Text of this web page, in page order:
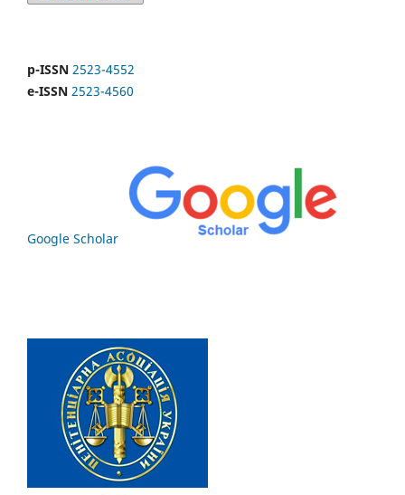
p-ISSN 2523-4552
e-ISSN 2523-4560
Google Scholar